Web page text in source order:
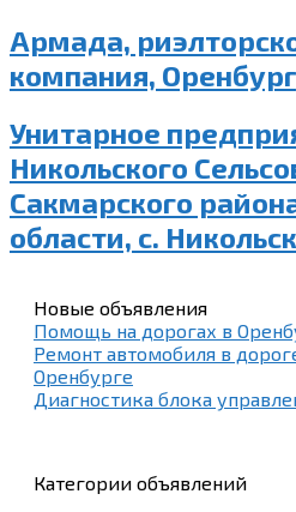
Армада,
компания,
Унитарное
Никольского
Сакмарского
области, с.
Новые объявления
Помощь на дорогах в
Ремонт автомобиля в
Оренбурге
Диагностика блока
Категории объявлений